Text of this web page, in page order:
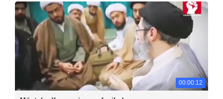
00:00:12